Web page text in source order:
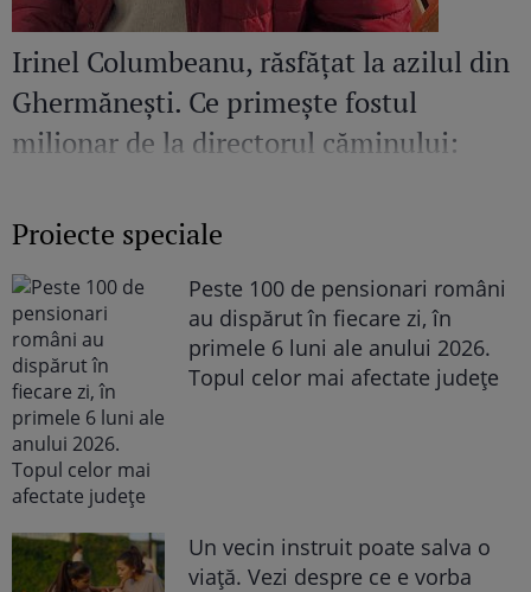
Irinel Columbeanu, răsfățat la azilul din
Ghermănești. Ce primește fostul
milionar de la directorul căminului:
Proiecte speciale
Peste 100 de pensionari români
au dispărut în fiecare zi, în
primele 6 luni ale anului 2026.
Topul celor mai afectate județe
Un vecin instruit poate salva o
viață. Vezi despre ce e vorba